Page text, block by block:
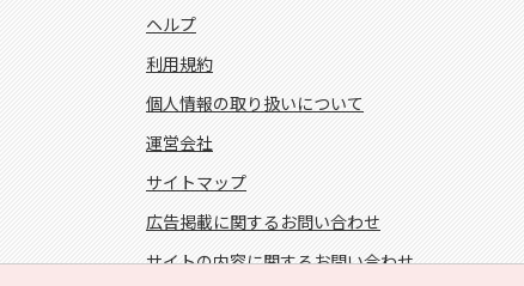
ヘルプ
利用規約
個人情報の取り扱いについて
運営会社
サイトマップ
広告掲載に関するお問い合わせ
サイトの内容に関するお問い合わせ